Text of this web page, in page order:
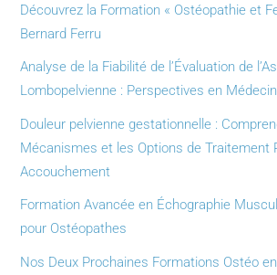
Découvrez la Formation « Ostéopathie et
Bernard Ferru
Analyse de la Fiabilité de l’Évaluation de
Lombopelvienne : Perspectives en
Douleur pelvienne gestationnelle :
Mécanismes et les Options de Traitement
Accouchement
Formation Avancée en Échographie
pour Ostéopathes
Nos Deux Prochaines Formations Ostéo